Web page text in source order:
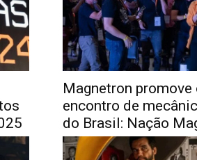
Magnetron promove
encontro de
do Brasil: Nação